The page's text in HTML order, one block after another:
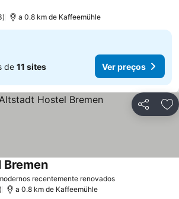
a 0.8 km de Kaffeemühle
de 11 sites Ver preços
Partilhar
recentemente renovados
a 0.8 km de Kaffeemühle